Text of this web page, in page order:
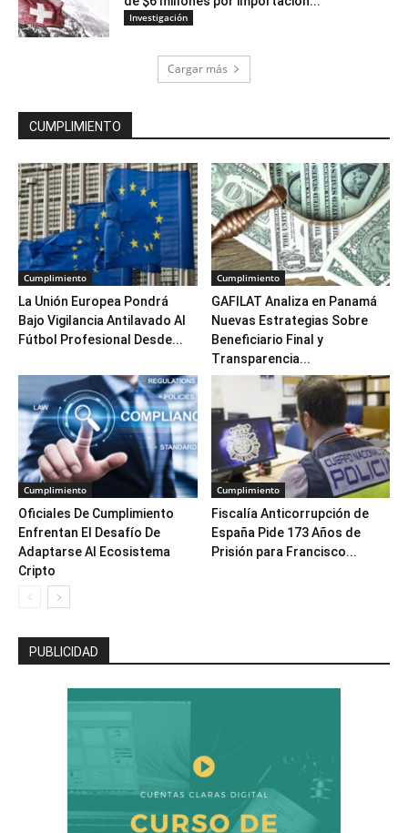
Investigación
Cargar más
CUMPLIMIENTO
Cumplimiento
La Unión Europea Pondrá
Bajo Vigilancia Antilavado Al
Fútbol Profesional Desde...
Cumplimiento
GAFILAT Analiza en Panamá
Nuevas Estrategias Sobre
Beneficiario Final y
Transparencia...
Cumplimiento
Oficiales De Cumplimiento
Enfrentan El Desafío De
Adaptarse Al Ecosistema
Cripto
Cumplimiento
Fiscalía Anticorrupción de
España Pide 173 Años de
Prisión para Francisco...
PUBLICIDAD